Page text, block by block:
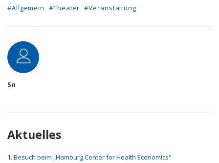
#Allgemein #Theater #Veranstaltung
Autor
Sn
Aktuelles
Besuch beim „Hamburg Center for Health Economics“